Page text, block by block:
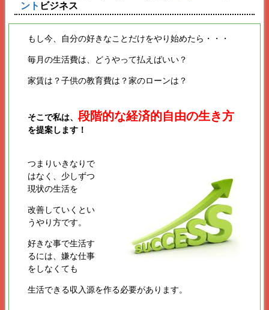
ント ビジネス
もし今、自分の好きなことだけをやり始めたら・・・
毎月の生活費は、どうやって払えばいい？
家賃は？子供の教育費は？家のローンは？
そこで私は、 段階的な経済的自由の生き方
を提案します！
つまりいきなりで
はなく、少しずつ
現状の生活を
改善していくとい
うやり方です。
好きな事で生活す
るには、嫌な仕事
をしなくても
生活できる収入源を作る必要があります。